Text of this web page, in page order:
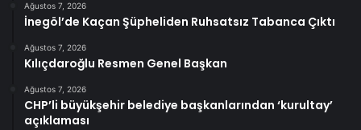
Ağustos 7, 2026
İnegöl’de Kaçan Şüpheliden Ruhsatsız Tabanca Çıktı
Ağustos 7, 2026
Kılıçdaroğlu Resmen Genel Başkan
Ağustos 7, 2026
CHP’li büyükşehir belediye başkanlarından ‘kurultay’
açıklaması